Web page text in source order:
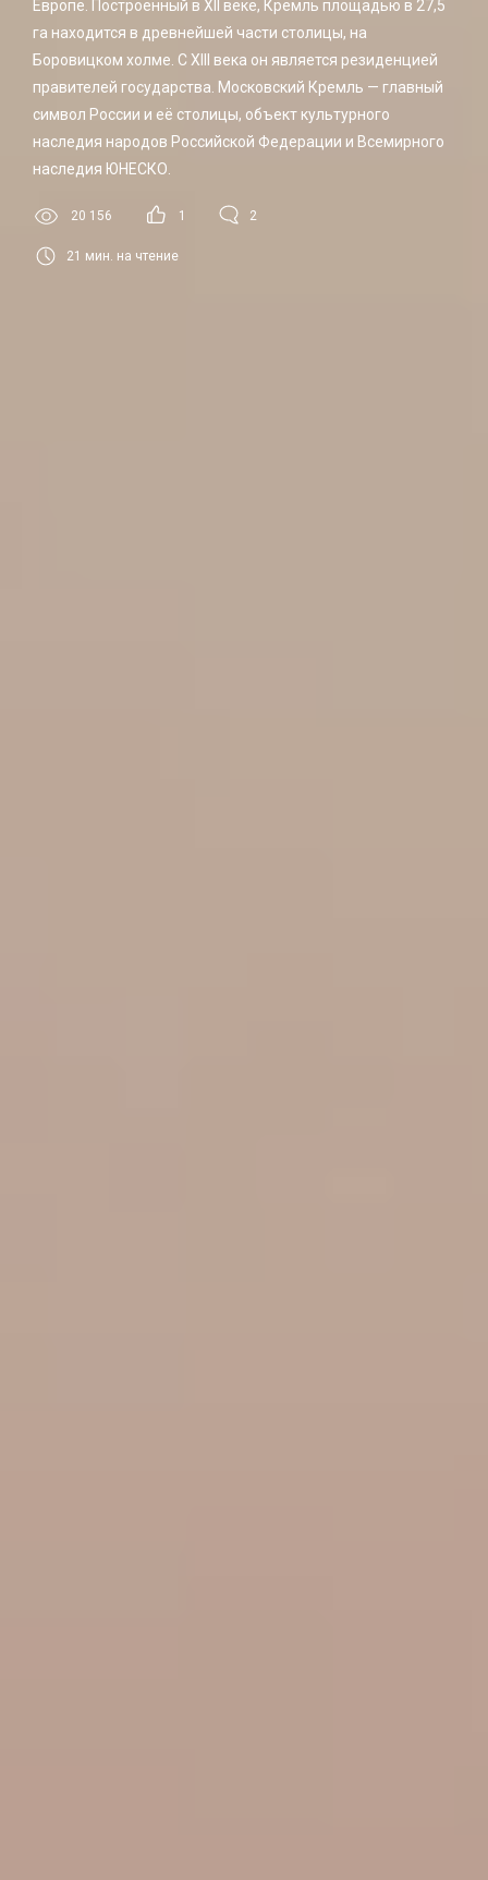
Европе. Построенный в XII веке, Кремль площадью в 27,5
га находится в древнейшей части столицы, на
Боровицком холме. С XIII века он является резиденцией
правителей государства. Московский Кремль — главный
символ России и её столицы, объект культурного
наследия народов Российской Федерации и Всемирного
наследия ЮНЕСКО.
20 156 1 2
21 мин. на чтение